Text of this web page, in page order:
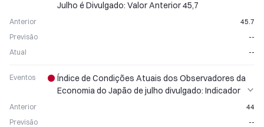
Julho é Divulgado: Valor Anterior 45,7
Anterior
45.7
Previsão
--
Atual
--
Eventos
Índice de Condições Atuais dos Observadores da
Economia do Japão de julho divulgado: Indicador
Anterior
44
Previsão
--